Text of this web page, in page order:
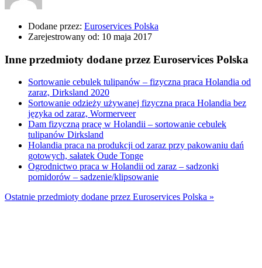
Dodane przez: Euroservices Polska
Zarejestrowany od: 10 maja 2017
Inne przedmioty dodane przez Euroservices Polska
Sortowanie cebulek tulipanów – fizyczna praca Holandia od
zaraz, Dirksland 2020
Sortowanie odzieży używanej fizyczna praca Holandia bez
języka od zaraz, Wormerveer
Dam fizyczną pracę w Holandii – sortowanie cebulek
tulipanów Dirksland
Holandia praca na produkcji od zaraz przy pakowaniu dań
gotowych, sałatek Oude Tonge
Ogrodnictwo praca w Holandii od zaraz – sadzonki
pomidorów – sadzenie/klipsowanie
Ostatnie przedmioty dodane przez Euroservices Polska »